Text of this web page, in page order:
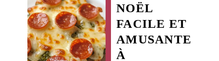
NOËL
FACILE ET
AMUSANTE
À